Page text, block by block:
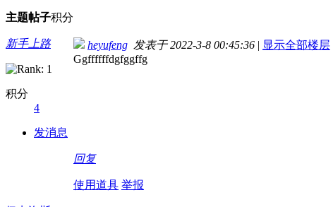
主题帖子积分
新手上路
积分
4
发消息
heyufeng 发表于 2022-3-8 00:45:36 | 显示全部楼层
Ggffffffdgfggffg
回复
使用道具 举报